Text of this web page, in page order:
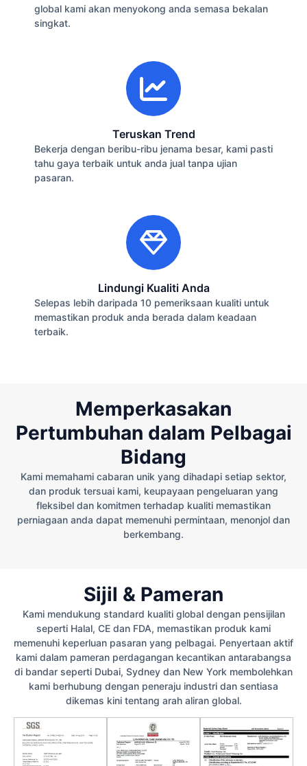
global kami akan menyokong anda semasa bekalan
singkat.
Teruskan Trend
Bekerja dengan beribu-ribu jenama besar, kami pasti
tahu gaya terbaik untuk anda jual tanpa ujian
pasaran.
Lindungi Kualiti Anda
Selepas lebih daripada 10 pemeriksaan kualiti untuk
memastikan produk anda berada dalam keadaan
terbaik.
Memperkasakan
Pertumbuhan dalam Pelbagai
Bidang
Kami memahami cabaran unik yang dihadapi setiap sektor,
dan produk tersuai kami, keupayaan pengeluaran yang
fleksibel dan komitmen terhadap kualiti memastikan
perniagaan anda dapat memenuhi permintaan, menonjol dan
berkembang.
Sijil & Pameran
Kami mendukung standard kualiti global dengan pensijilan
seperti Halal, CE dan FDA, memastikan produk kami
memenuhi keperluan pasaran yang pelbagai. Penyertaan aktif
kami dalam pameran perdagangan kecantikan antarabangsa
di bandar seperti Dubai, Sydney dan New York membolehkan
kami berhubung dengan peneraju industri dan sentiasa
dikemas kini tentang arah aliran global.